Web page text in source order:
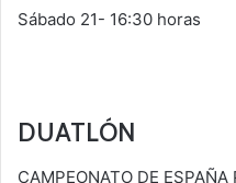
Sábado 21- 16:30 horas
DUATLÓN
CAMPEONATO DE ESPAÑA